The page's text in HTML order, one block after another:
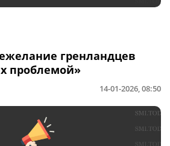
гренландцев
проблемой»
14-01-2026, 08:50